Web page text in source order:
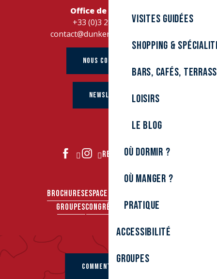
Visites guidées
Shopping &
Bars, cafés,
Loisirs
Le Blog
Où dormir ?
Où manger ?
Pratique
Accessibilité
Groupes
Office de Tourisme
+33 (0)3 28 26 27 28
contact@dunkerque-tourisme.fr
NOUS CONTACTER
NEWSLETTER
REJOIGNEZ-NOUS
BROCHURESESPACE PRO
GROUPESCONGRÈS & SÉMINAIRES
COMMENT VENIR ?